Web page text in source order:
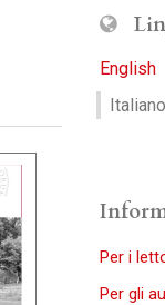
English
Italiano
Per i
Per gli